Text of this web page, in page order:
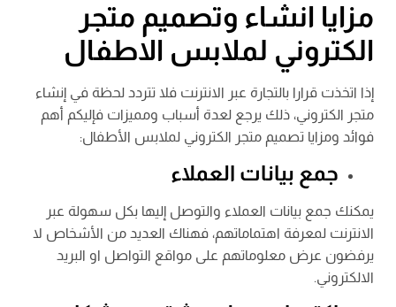
مزايا انشاء وتصميم متجر
الكتروني لملابس الاطفال
إذا اتخذت قرارا بالتجارة عبر الانترنت فلا تتردد لحظة في إنشاء
متجر الكتروني، ذلك يرجع لعدة أسباب ومميزات فإليكم أهم
فوائد ومزايا تصميم متجر الكتروني لملابس الأطفال:
جمع بيانات العملاء
يمكنك جمع بيانات العملاء والتوصل إليها بكل سهولة عبر
الانترنت لمعرفة اهتماماتهم، فهناك العديد من الأشخاص لا
يرفضون عرض معلوماتهم على مواقع التواصل او البريد
الالكتروني.